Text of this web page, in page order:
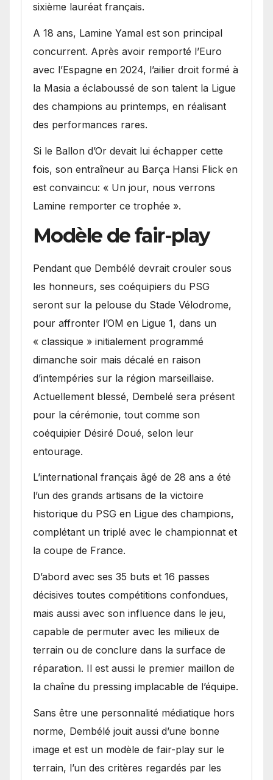
sixième lauréat français.
A 18 ans, Lamine Yamal est son principal
concurrent. Après avoir remporté l’Euro
avec l’Espagne en 2024, l’ailier droit formé à
la Masia a éclaboussé de son talent la Ligue
des champions au printemps, en réalisant
des performances rares.
Si le Ballon d’Or devait lui échapper cette
fois, son entraîneur au Barça Hansi Flick en
est convaincu: « Un jour, nous verrons
Lamine remporter ce trophée ».
Modèle de fair-play
Pendant que Dembélé devrait crouler sous
les honneurs, ses coéquipiers du PSG
seront sur la pelouse du Stade Vélodrome,
pour affronter l’OM en Ligue 1, dans un
« classique » initialement programmé
dimanche soir mais décalé en raison
d’intempéries sur la région marseillaise.
Actuellement blessé, Dembelé sera présent
pour la cérémonie, tout comme son
coéquipier Désiré Doué, selon leur
entourage.
L’international français âgé de 28 ans a été
l’un des grands artisans de la victoire
historique du PSG en Ligue des champions,
complétant un triplé avec le championnat et
la coupe de France.
D’abord avec ses 35 buts et 16 passes
décisives toutes compétitions confondues,
mais aussi avec son influence dans le jeu,
capable de permuter avec les milieux de
terrain ou de conclure dans la surface de
réparation. Il est aussi le premier maillon de
la chaîne du pressing implacable de l’équipe.
Sans être une personnalité médiatique hors
norme, Dembélé jouit aussi d’une bonne
image et est un modèle de fair-play sur le
terrain, l’un des critères regardés par les